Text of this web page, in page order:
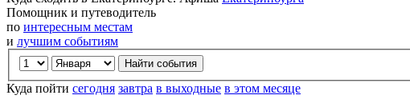
Помощник и путеводитель
по интересным местам
и лучшим событиям
Куда пойти сегодня завтра в выходные в этом месяце